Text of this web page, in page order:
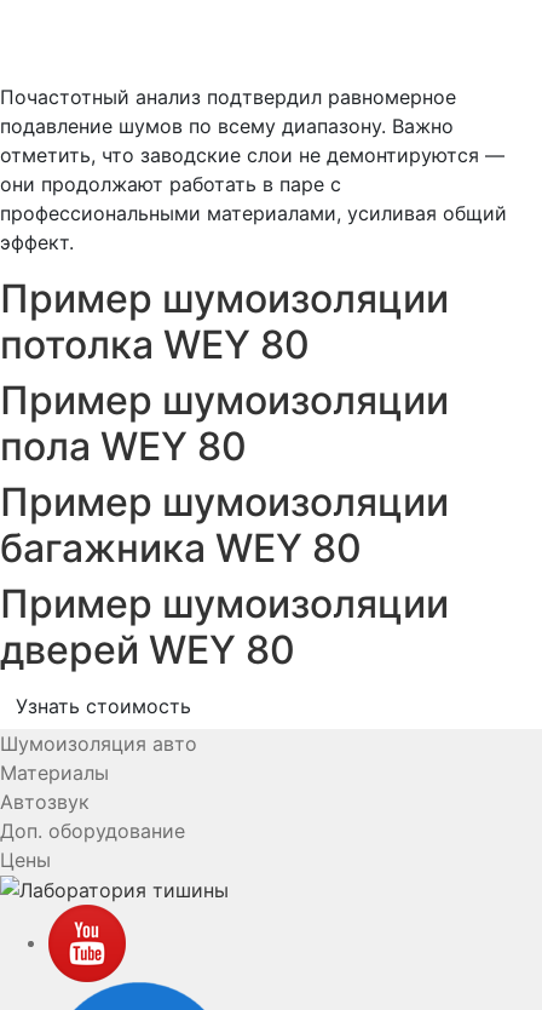
Почастотный анализ подтвердил равномерное
подавление шумов по всему диапазону. Важно
отметить, что заводские слои не демонтируются —
они продолжают работать в паре с
профессиональными материалами, усиливая общий
эффект.
Пример шумоизоляции
потолка WEY 80
Пример шумоизоляции
пола WEY 80
Пример шумоизоляции
багажника WEY 80
Пример шумоизоляции
дверей WEY 80
Узнать стоимость
Шумоизоляция авто
Материалы
Автозвук
Доп. оборудование
Цены